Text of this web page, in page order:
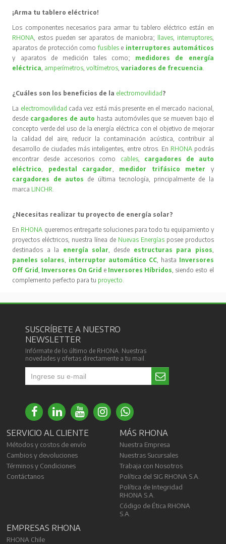
¡Arma tu tablero eléctrico!
Los componentes necesarios para armar tu tablero eléctrico están en
RHONA , estos pueden ser aparatos de maniobra; llaves, interruptores,
aparatos de protección comofusibles e interruptores automáticos
y aparatos de medición tales como; medidores de energía
eléctrica amperímetros ,voltímetros ,variadores de frecuencia
¿Cuáles son los beneficios de la electromovilidad?
La electromovilidad cada vez está más presente en el mercado nacional,
desde cargadores de auto hasta automóviles que se mueven bajo el
concepto verde del uso de la energía eléctrica con el objetivo de mejorar
la calidad del aire, reducir la contaminación acústica, contribuir al
desarrollo de ciudades más inteligentes, entre otros. En RHONA podrás
encontrar desde accesorios como cables, cargadores de auto
eléctrico
pedestal cargador medidor trifásico meter
y
cargadores de autos de última tecnología, principalmente de la
marca LINCHR
¿Necesitas realizar tu proyecto de energía solar?
En RHONA queremos entregarte soluciones para todo tu equipamiento y
proyectos eléctricos, nuestra línea de Nuevas Energíasposee productos
destinados a la energía solar , desde estructuras para pisos
paneles solares
interruptor automático CC, hasta Inversores
Off Grid Inversores On Grid e Inversores Híbridos , siendo esto el
complemento perfecto para tu proyecto
SUSCRÍBETE A NUESTRO
NEWSLETTER
Infórmate de lo último de RHONA. Nuestras
novedades y ofertas directamente a tu mail.
SERVICIO AL CLIENTE
Métodos y costos de envío
Cambios y devoluciones
Términos y Condiciones
Contáctanos
MÁS RHONA
Nuestra Empresa
Nuestras Sucursales
Trabaja con Nosotros
Política del SIG RHONA S.A.
Política de Integridad
RHONA S.A.
Código de Ética RHONA
S.A.
EMPRESAS RHONA
RHONA Chile